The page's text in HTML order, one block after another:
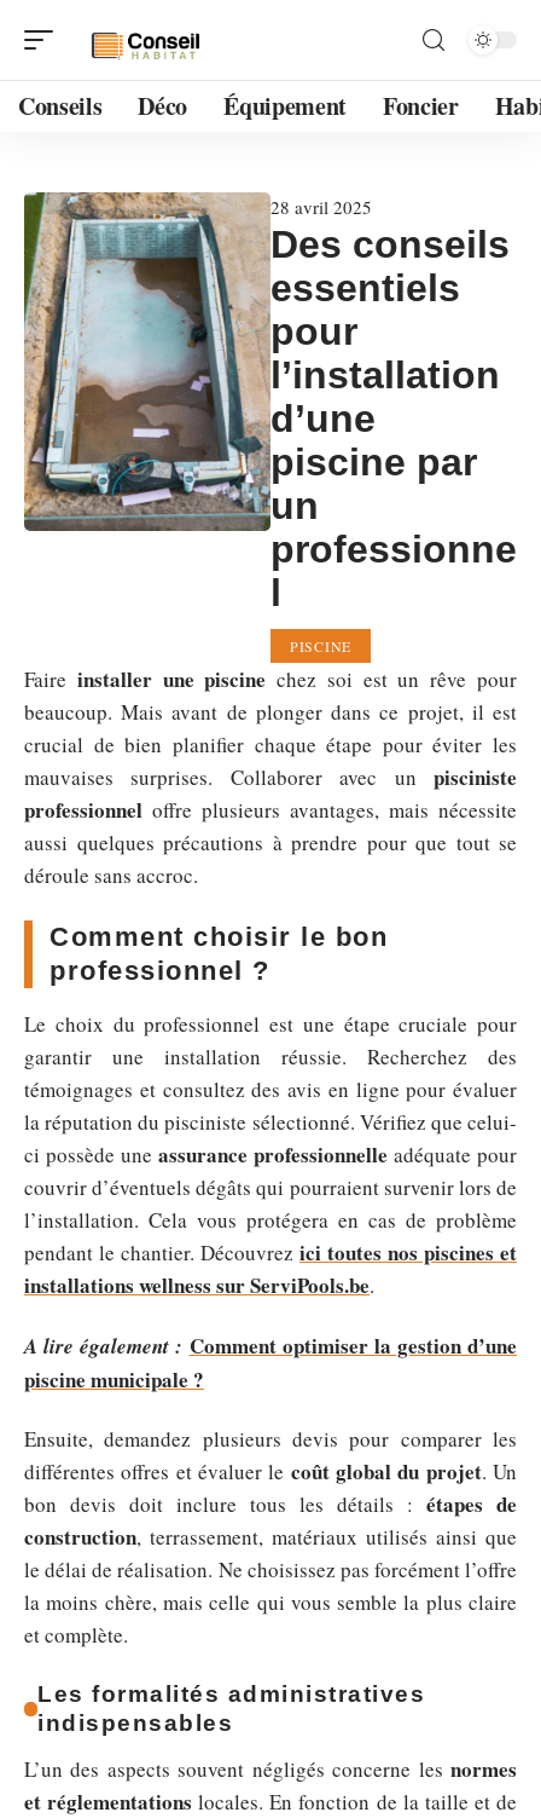
Conseils Déco Équipement Foncier
28 avril 2025
Des conseils
essentiels
pour
l’installation
d’une
piscine par
un
professionne
l
PISCINE
Faire installer une piscine chez soi est un rêve pour
beaucoup. Mais avant de plonger dans ce projet, il est
crucial de bien planifier chaque étape pour éviter les
mauvaises surprises. Collaborer avec un pisciniste
professionnel offre plusieurs avantages, mais nécessite
aussi quelques précautions à prendre pour que tout se
déroule sans accroc.
Comment choisir le bon
professionnel ?
Le choix du professionnel est une étape cruciale pour
garantir une installation réussie. Recherchez des
témoignages et consultez des avis en ligne pour évaluer
la réputation du pisciniste sélectionné. Vérifiez que celui-
ci possède une assurance professionnelle adéquate pour
couvrir d’éventuels dégâts qui pourraient survenir lors de
l’installation. Cela vous protégera en cas de problème
pendant le chantier. Découvrez ici toutes nos piscines et
installations wellness sur ServiPools.be.
A lire également : Comment optimiser la gestion d’une
piscine municipale ?
Ensuite, demandez plusieurs devis pour comparer les
différentes offres et évaluer le coût global du projet. Un
bon devis doit inclure tous les détails : étapes de
construction, terrassement, matériaux utilisés ainsi que
le délai de réalisation. Ne choisissez pas forcément l’offre
la moins chère, mais celle qui vous semble la plus claire
et complète.
Les formalités administratives
indispensables
L’un des aspects souvent négligés concerne les normes
et réglementations locales. En fonction de la taille et de